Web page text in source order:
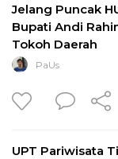
Jelang Puncak
Bupati Andi
Tokoh Daerah
PaUs
UPT Pariwisata